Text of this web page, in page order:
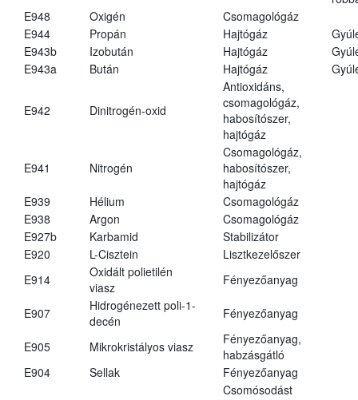
E948
Oxigén
Csomagológáz
E944
Propán Hajtógáz
E943b
Izobután Hajtógáz
E943a
Bután Hajtógáz
E942 Dinitrogén-oxid
Antioxidáns,
csomagológáz,
habosítószer,
hajtógáz
E941 Nitrogén
Csomagológáz,
habosítószer,
hajtógáz
E939
Hélium
Csomagológáz
E938
Argon
Csomagológáz
E927b
Karbamid
Stabilizátor
E920
L-Cisztein
Lisztkezelőszer
E914
Oxidált polietilén
viasz
Fényezőanyag
E907
Hidrogénezett poli-1-
decén
Fényezőanyag
E905 Mikrokristályos viasz
Fényezőanyag,
habzásgátló
E904
Sellak Fényezőanyag
Csomósodást